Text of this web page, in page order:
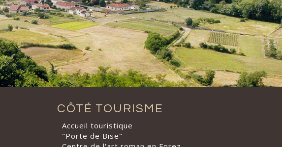
CÔTÉ TOURISME
Accueil touristique
"Porte de Bise"